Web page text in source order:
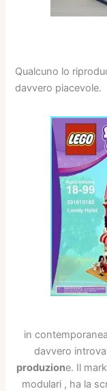
Qualcuno lo
davvero piacevole.
in
davvero
produzione. Il
modulari , ha la